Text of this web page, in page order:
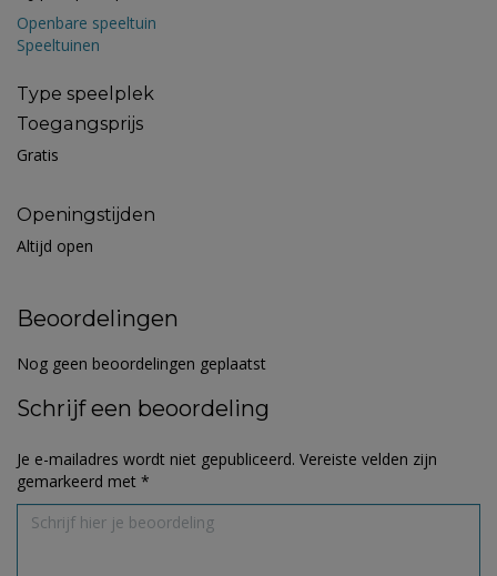
Openbare speeltuin
Speeltuinen
Type speelplek
Toegangsprijs
Gratis
Openingstijden
Altijd open
Beoordelingen
Nog geen beoordelingen geplaatst
Schrijf een beoordeling
Je e-mailadres wordt niet gepubliceerd. Vereiste velden zijn
gemarkeerd met *